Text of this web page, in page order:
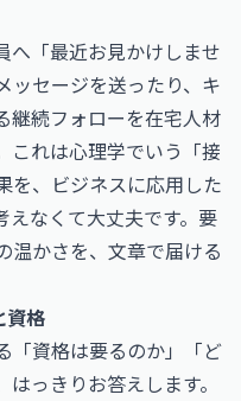
へ「最近お見かけしませ
ッセージを送ったり、キ
継続フォローを在宅人材
これは心理学でいう「接
を、ビジネスに応用した
えなくて大丈夫です。要
温かさを、文章で届ける
資格
「資格は要るのか」「ど
っきりお答えします。